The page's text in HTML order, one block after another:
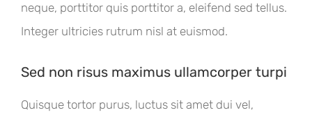
neque, porttitor quis porttitor a, eleifend sed tellus.
Integer ultricies rutrum nisl at euismod.
Sed non risus maximus ullamcorper turpi
Quisque tortor purus, luctus sit amet dui vel,